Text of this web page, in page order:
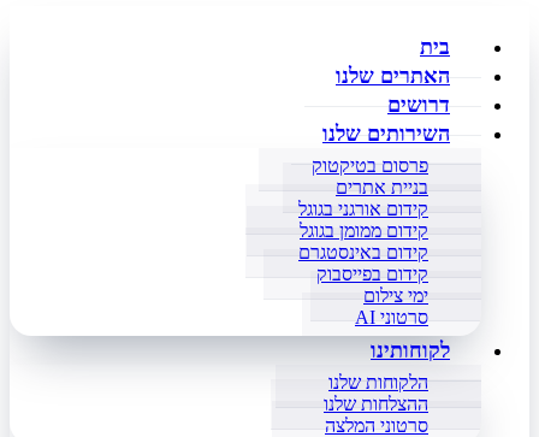
בית
האתרים שלנו
דרושים
השירותים שלנו
פרסום בטיקטוק
בניית אתרים
קידום אורגני בגוגל
קידום ממומן בגוגל
קידום באינסטגרם
קידום בפייסבוק
ימי צילום
סרטוני AI
לקוחותינו
הלקוחות שלנו
ההצלחות שלנו
סרטוני המלצה